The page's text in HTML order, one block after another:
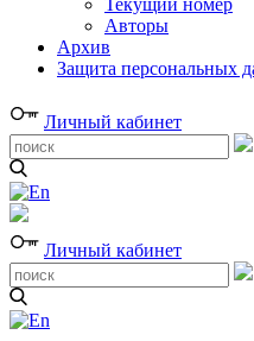
Текущий номер
Авторы
Архив
Защита персональных
Личный кабинет
Личный кабинет